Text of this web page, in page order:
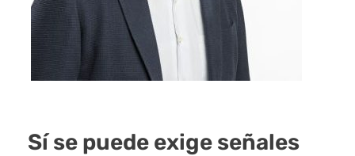
Sí se puede exige señales